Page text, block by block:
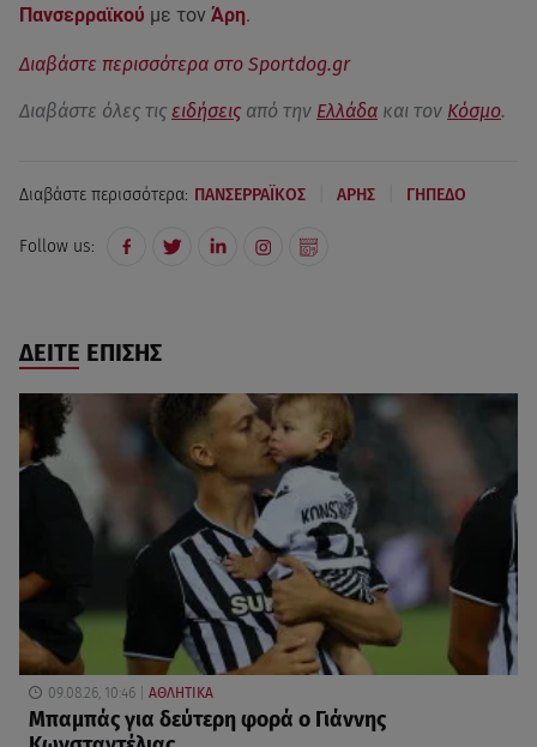
Πανσερραϊκού με τον Άρη.
Διαβάστε περισσότερα στο Sportdog.gr
Διαβάστε όλες τις ειδήσεις από την Ελλάδα και τον Κόσμο.
Διαβάστε περισσότερα: ΠΑΝΣΕΡΡΑΪΚΟΣ ΑΡΗΣ ΓΗΠΕΔΟ
Follow us:
ΔΕΙΤΕ ΕΠΙΣΗΣ
09.08.26, 10:46 ΑΘΛΗΤΙΚΑ
Μπαμπάς για δεύτερη φορά ο Γιάννης